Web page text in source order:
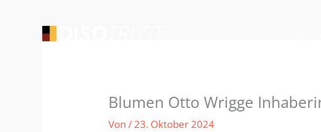
Blumen Otto Wrigge
Von/23. Oktober 2024